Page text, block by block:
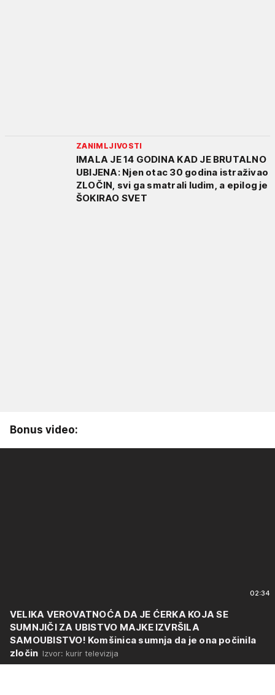
ZANIMLJIVOSTI
IMALA JE 14 GODINA KAD JE BRUTALNO
UBIJENA: Njen otac 30 godina istraživao
ZLOČIN, svi ga smatrali ludim, a epilog je
ŠOKIRAO SVET
Bonus video:
02:34
VELIKA VEROVATNOĆA DA JE ĆERKA KOJA SE
SUMNJIČI ZA UBISTVO MAJKE IZVRŠILA
SAMOUBISTVO! Komšinica sumnja da je ona počinila
zločin Izvor: kurir televizija